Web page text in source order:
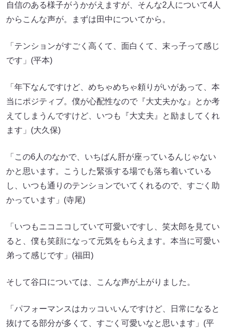
自信のある様子がうかがえますが、そんな2人について4人
からこんな声が。まずは田中についてから。
「テンションがすごく高くて、面白くて、末っ子って感じ
です」(平本)
「年下なんですけど、めちゃめちゃ頼りがいがあって、本
当にポジティブ。僕が心配性なので『大丈夫かな』とか考
えてしまうんですけど、いつも『大丈夫』と励ましてくれ
ます」(大久保)
「この6人のなかで、いちばん肝が座っているんじゃない
かと思います。こうした緊張する場でも落ち着いている
し、いつも通りのテンションでいてくれるので、すごく助
かっています」(寺尾)
「いつもニコニコしていて可愛いですし、笑太郎を見てい
ると、僕も笑顔になって元気をもらえます。本当に可愛い
弟って感じです」(福田)
そして谷口については、こんな声が上がりました。
「パフォーマンスはカッコいいんですけど、日常になると
抜けてる部分が多くて、すごく可愛いなと思います」(平